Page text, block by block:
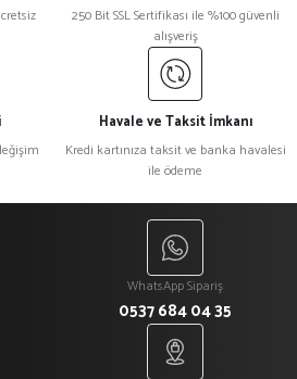
250 Bit SSL Sertifikası ile %100 güvenli
alışveriş
Havale ve Taksit İmkanı
Kredi kartınıza taksit ve banka havalesi
ile ödeme
WhatsApp Sipariş
0537 684 04 35